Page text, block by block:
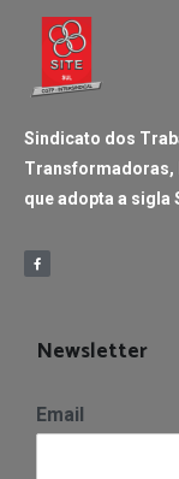
Sindicato dos
Transformadoras,
que adopta a sigla
Newsletter
Email